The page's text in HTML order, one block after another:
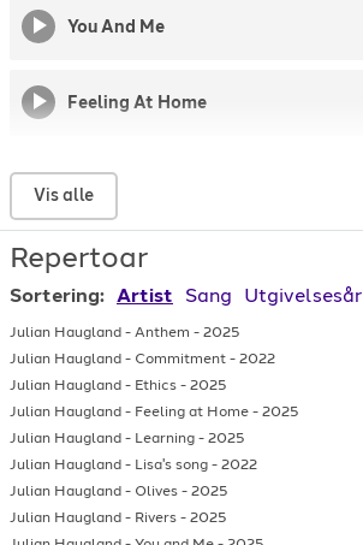
You And Me
Feeling At Home
Ethics
Rivers
Learning
Olives
Vis alle
Repertoar
Sortering: Artist Sang Utgivelsesår
Julian Haugland - Anthem - 2025
Julian Haugland - Commitment - 2022
Julian Haugland - Ethics - 2025
Julian Haugland - Feeling at Home - 2025
Julian Haugland - Learning - 2025
Julian Haugland - Lisa's song - 2022
Julian Haugland - Olives - 2025
Julian Haugland - Rivers - 2025